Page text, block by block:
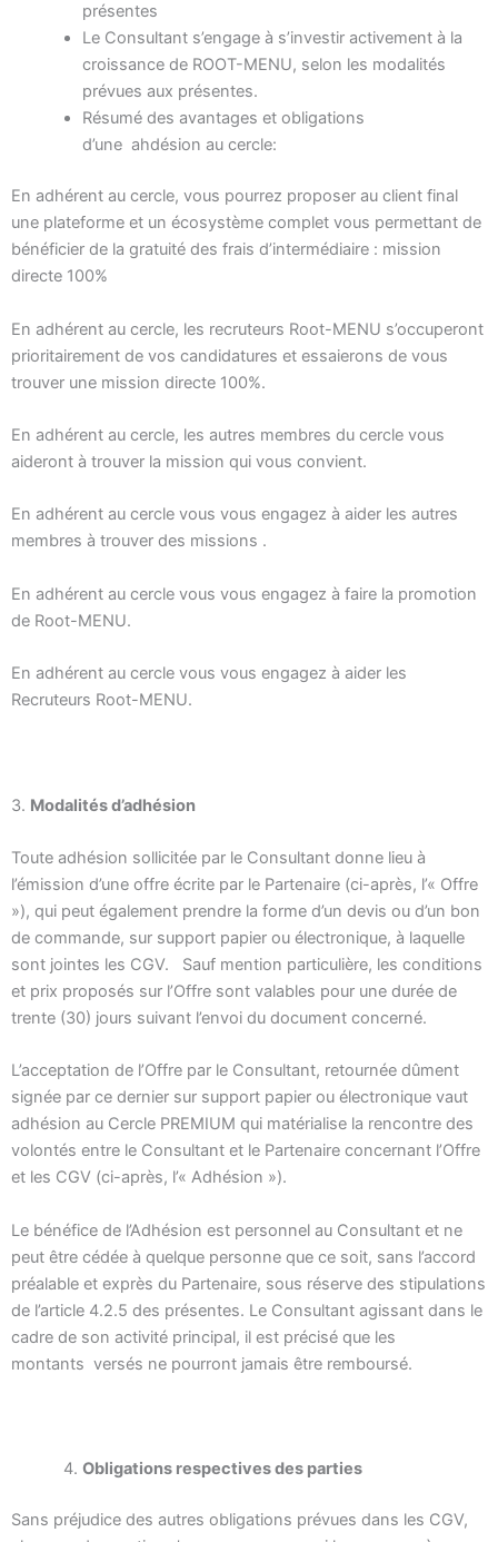
présentes
Le Consultant s’engage à s’investir activement à la
croissance de ROOT-MENU, selon les modalités
prévues aux présentes.
Résumé des avantages et obligations
d’une ahdésion au cercle:
En adhérent au cercle, vous pourrez proposer au client final
une plateforme et un écosystème complet vous permettant de
bénéficier de la gratuité des frais d’intermédiaire : mission
directe 100%
En adhérent au cercle, les recruteurs Root-MENU s’occuperont
prioritairement de vos candidatures et essaierons de vous
trouver une mission directe 100%.
En adhérent au cercle, les autres membres du cercle vous
aideront à trouver la mission qui vous convient.
En adhérent au cercle vous vous engagez à aider les autres
membres à trouver des missions .
En adhérent au cercle vous vous engagez à faire la promotion
de Root-MENU.
En adhérent au cercle vous vous engagez à aider les
Recruteurs Root-MENU.
3. Modalités d’adhésion
Toute adhésion sollicitée par le Consultant donne lieu à
l’émission d’une offre écrite par le Partenaire (ci-après, l’« Offre
»), qui peut également prendre la forme d’un devis ou d’un bon
de commande, sur support papier ou électronique, à laquelle
sont jointes les CGV.
Sauf mention particulière, les conditions
et prix proposés sur l’Offre sont valables pour une durée de
trente (30) jours suivant l’envoi du document concerné.
L’acceptation de l’Offre par le Consultant, retournée dûment
signée par ce dernier sur support papier ou électronique vaut
adhésion au Cercle PREMIUM qui matérialise la rencontre des
volontés entre le Consultant et le Partenaire concernant l’Offre
et les CGV (ci-après, l’« Adhésion »).
Le bénéfice de l’Adhésion est personnel au Consultant et ne
peut être cédée à quelque personne que ce soit, sans l’accord
préalable et exprès du Partenaire, sous réserve des stipulations
de l’article 4.2.5 des présentes. Le Consultant agissant dans le
cadre de son activité principal, il est précisé que les
montants versés ne pourront jamais être remboursé.
Obligations respectives des parties
Sans préjudice des autres obligations prévues dans les CGV,